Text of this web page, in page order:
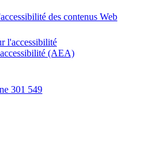
des contenus Web
l'accessibilité
(AEA)
301 549